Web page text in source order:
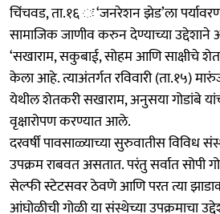
चिंचवड, ता.१६ ः ‘जनरेशन झेड’ला
सामाजिक जाणीव करुन देण्याच्या उद्देशाने
‘सखाराम, सकुबाई, सोहम आणि साक्षीचे
केला आहे. त्याअंतर्गत रविवारी (ता.१५)
येथील शेतकरी सखाराम, अनुसया गोडांबे
वृक्षारोपण करण्यात आले.
दरवर्षी पावसाळ्याच्या सुरुवातीस विविध
उपक्रम राबवत असतात. परंतु सर्वात सोपी
सेल्फी स्टेटसवर ठेवणे आणि परत त्या
आंघोळीची गोळी या संस्थेच्या उपक्रमाचा